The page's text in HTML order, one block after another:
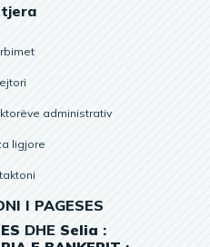
administrativ
ligjore
I PAGESES
DHE Selia :